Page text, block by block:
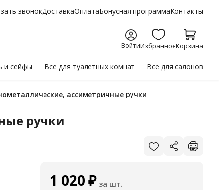
звонокДоставкаОплатаБонусная программаКонтакты
ВойтиИзбранноеКорзина
и сейфы Все для туалетных комнат Все для салонов
ассиметричные ручки
ручки
1 020 ₽ за шт.